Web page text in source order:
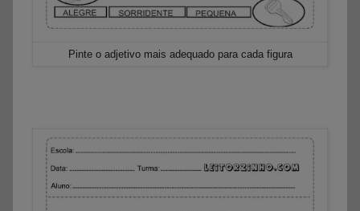
Pinte o adjetivo mais adequado para cada figura